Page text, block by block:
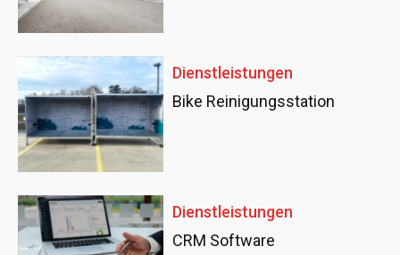
Dienstleistungen
Bike Reinigungsstation
Dienstleistungen
CRM Software